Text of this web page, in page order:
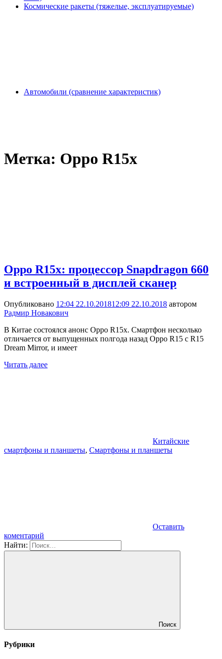
Космические ракеты (тяжелые, эксплуатируемые)
Автомобили (сравнение характеристик)
Метка: Oppo R15x
Oppo R15x: процессор Snapdragon 660
и встроенный в дисплей сканер
Опубликовано 12:04 22.10.201812:09 22.10.2018 автором
Радмир Новакович
В Китае состоялся анонс Oppo R15x. Смартфон несколько
отличается от выпущенных полгода назад Oppo R15 с R15
Dream Mirror, и имеет
Читать далее
Китайские
смартфоны и планшеты, Смартфоны и планшеты
Оставить
коментарий
Найти:
Поиск
Рубрики